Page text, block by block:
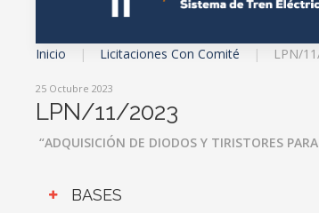
Inicio Licitaciones Con Comité LPN/
25 Octubre 2023
LPN/11/2023
“ADQUISICIÓN DE DIODOS Y TIRISTORES
BASES